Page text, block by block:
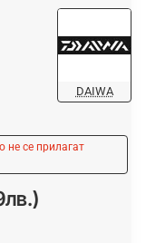
DAIWA
не се прилагат